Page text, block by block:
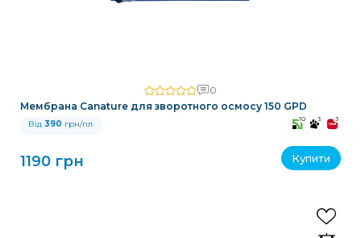
0
Мембрана Canature для зворотного осмосу 150 GPD
Від 390 грн/пл. 10 3 3
1190 грн Купити